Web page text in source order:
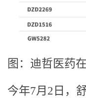
图：迪哲医药
今年7月2日，